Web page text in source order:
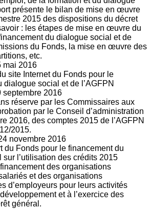
présente le bilan de mise en œuvre
2015 des dispositions du décret
: les étapes de mise en œuvre du
du dialogue social et de
du Fonds, la mise en œuvre des
etc.
mai 2016
site Internet du Fonds pour le
dialogue social et de l’AGFPN
septembre 2016
réserve par les Commissaires aux
par le Conseil d’administration
2016, des comptes 2015 de l’AGFPN
2015.
novembre 2016
du Fonds pour le financement du
l’utilisation des crédits 2015
des organisations
et des organisations
d’employeurs pour leurs activités
et à l’exercice des
général.